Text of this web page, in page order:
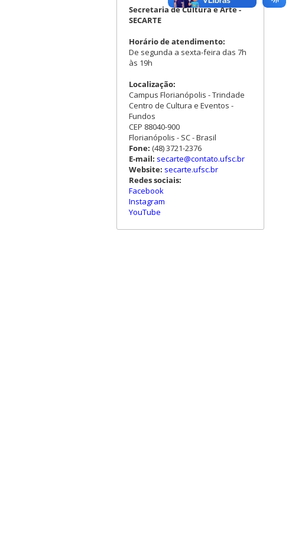
Secretaria de Cultura e Arte -
SECARTE
Horário de atendimento:
De segunda a sexta-feira das 7h
às 19h
Localização:
Campus Florianópolis - Trindade
Centro de Cultura e Eventos -
Fundos
CEP 88040-900
Florianópolis - SC - Brasil
Fone: (48) 3721-2376
E-mail: secarte@contato.ufsc.br
Website: secarte.ufsc.br
Redes sociais:
Facebook
Instagram
YouTube